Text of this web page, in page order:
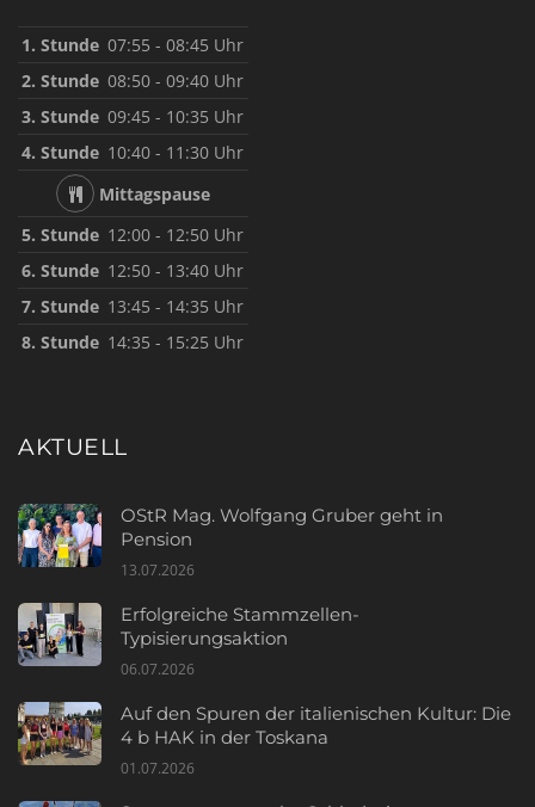
1. Stunde 07:55 - 08:45 Uhr
2. Stunde 08:50 - 09:40 Uhr
3. Stunde 09:45 - 10:35 Uhr
4. Stunde 10:40 - 11:30 Uhr
Mittagspause
5. Stunde 12:00 - 12:50 Uhr
6. Stunde 12:50 - 13:40 Uhr
7. Stunde 13:45 - 14:35 Uhr
8. Stunde 14:35 - 15:25 Uhr
AKTUELL
OStR Mag. Wolfgang Gruber geht in
Pension
13.07.2026
Erfolgreiche Stammzellen-
Typisierungsaktion
06.07.2026
Auf den Spuren der italienischen Kultur: Die
4 b HAK in der Toskana
01.07.2026